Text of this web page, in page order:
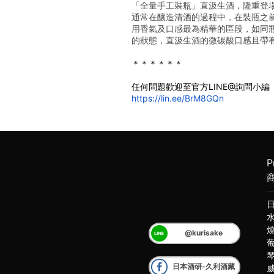
「全量手工裝瓶」直汲生酒，隆重登
通常在釀造清酒的過程中，在裝瓶之
用香氣及口感最為精華的區段，如
的狀態，直汲生酒的微碳酸口感且帶
＊＊＊＊＊＊
任何問題歡迎至官方LINE@詢問小編
https://lin.ee/BrM8GQn
@kurisake
日本酒研-久利酒藏